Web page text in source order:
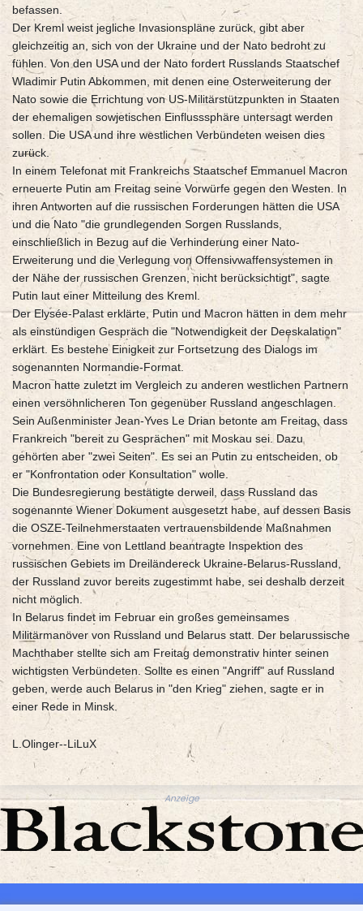
befassen.
Der Kreml weist jegliche Invasionspläne zurück, gibt aber
gleichzeitig an, sich von der Ukraine und der Nato bedroht zu
fühlen. Von den USA und der Nato fordert Russlands Staatschef
Wladimir Putin Abkommen, mit denen eine Osterweiterung der
Nato sowie die Errichtung von US-Militärstützpunkten in Staaten
der ehemaligen sowjetischen Einflusssphäre untersagt werden
sollen. Die USA und ihre westlichen Verbündeten weisen dies
zurück.
In einem Telefonat mit Frankreichs Staatschef Emmanuel Macron
erneuerte Putin am Freitag seine Vorwürfe gegen den Westen. In
ihren Antworten auf die russischen Forderungen hätten die USA
und die Nato "die grundlegenden Sorgen Russlands,
einschließlich in Bezug auf die Verhinderung einer Nato-
Erweiterung und die Verlegung von Offensivwaffensystemen in
der Nähe der russischen Grenzen, nicht berücksichtigt", sagte
Putin laut einer Mitteilung des Kreml.
Der Elysée-Palast erklärte, Putin und Macron hätten in dem mehr
als einstündigen Gespräch die "Notwendigkeit der Deeskalation"
erklärt. Es bestehe Einigkeit zur Fortsetzung des Dialogs im
sogenannten Normandie-Format.
Macron hatte zuletzt im Vergleich zu anderen westlichen Partnern
einen versöhnlicheren Ton gegenüber Russland angeschlagen.
Sein Außenminister Jean-Yves Le Drian betonte am Freitag, dass
Frankreich "bereit zu Gesprächen" mit Moskau sei. Dazu
gehörten aber "zwei Seiten". Es sei an Putin zu entscheiden, ob
er "Konfrontation oder Konsultation" wolle.
Die Bundesregierung bestätigte derweil, dass Russland das
sogenannte Wiener Dokument ausgesetzt habe, auf dessen Basis
die OSZE-Teilnehmerstaaten vertrauensbildende Maßnahmen
vornehmen. Eine von Lettland beantragte Inspektion des
russischen Gebiets im Dreiländereck Ukraine-Belarus-Russland,
der Russland zuvor bereits zugestimmt habe, sei deshalb derzeit
nicht möglich.
In Belarus findet im Februar ein großes gemeinsames
Militärmanöver von Russland und Belarus statt. Der belarussische
Machthaber stellte sich am Freitag demonstrativ hinter seinen
wichtigsten Verbündeten. Sollte es einen "Angriff" auf Russland
geben, werde auch Belarus in "den Krieg" ziehen, sagte er in
einer Rede in Minsk.
L.Olinger--LiLuX
Anzeige